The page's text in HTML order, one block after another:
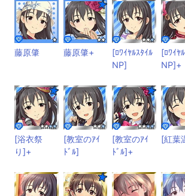
藤原肇 藤原肇+
[ﾛﾜｲﾔﾙｽﾀｲﾙ
NP]
[ﾛﾜｲﾔ
NP]+
[浴衣祭
り]+
[教室のｱｲ
ﾄﾞﾙ]
[教室のｱｲ
ﾄﾞﾙ]+
[紅葉